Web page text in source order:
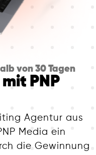
von 30 Tagen
PNP
Agentur aus
Media ein
die Gewinnung